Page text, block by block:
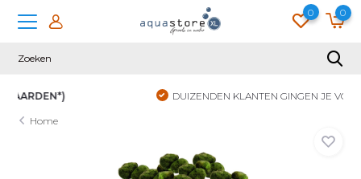
0 0
DUIZENDEN KLANTEN GINGEN JE VOOR
Home